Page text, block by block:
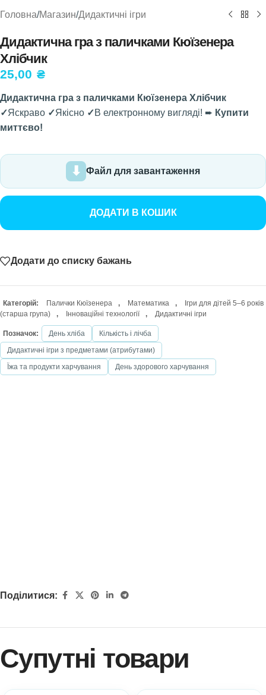
Головна/Магазин/Дидактичні ігри
Дидактична гра з паличками Кюїзенера
Хлібчик
25,00 ₴
Дидактична гра з паличками Кюїзенера Хлібчик
✓Яскраво ✓Якісно ✓В електронному вигляді! ➨ Купити
миттєво!
Файл для завантаження
ДОДАТИ В КОШИК
Додати до списку бажань
Категорій: Палички Кюїзенера , Математика ,
Ігри для дітей 5–6 років
(старша група)
, Інноваційні технології , Дидактичні ігри
Позначок: День хліба
Кількість і лічба
Дидактичні ігри з предметами (атрибутами)
Їжа та продукти харчування
День здорового харчування
Поділитися:
Супутні товари